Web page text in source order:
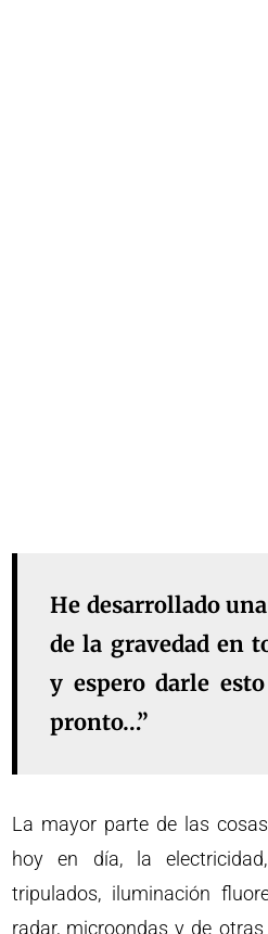
He desarrollado
de la gravedad en
y espero darle
pronto…”
La mayor parte de las
hoy en día, la
tripulados, iluminación
radar, microondas y de otras